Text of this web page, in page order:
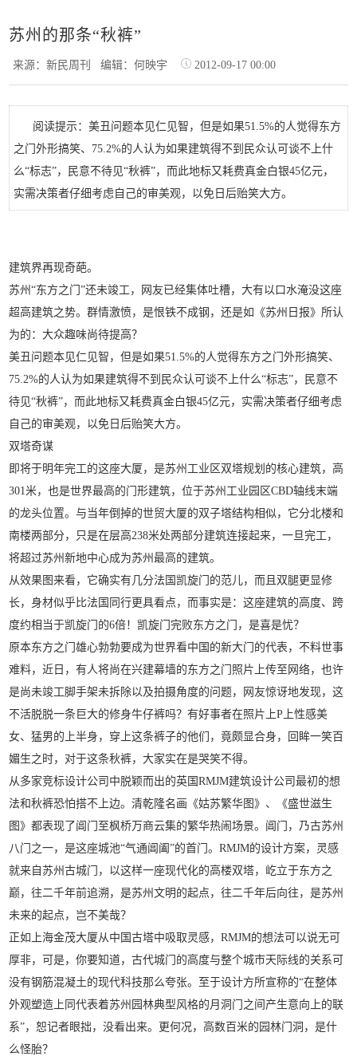
苏州的那条“秋裤”
来源：新民周刊编辑：何映宇 2012-09-17 00:00
阅读提示：美丑问题本见仁见智，但是如果51.5%的人觉得东方
之门外形搞笑、75.2%的人认为如果建筑得不到民众认可谈不上什
么“标志”，民意不待见“秋裤”，而此地标又耗费真金白银45亿元，
实需决策者仔细考虑自己的审美观，以免日后贻笑大方。
建筑界再现奇葩。
苏州“东方之门”还未竣工，网友已经集体吐槽，大有以口水淹没这座
超高建筑之势。群情激愤，是恨铁不成钢，还是如《苏州日报》所认
为的：大众趣味尚待提高？
美丑问题本见仁见智，但是如果51.5%的人觉得东方之门外形搞笑、
75.2%的人认为如果建筑得不到民众认可谈不上什么“标志”，民意不
待见“秋裤”，而此地标又耗费真金白银45亿元，实需决策者仔细考虑
自己的审美观，以免日后贻笑大方。
双塔奇谋
即将于明年完工的这座大厦，是苏州工业区双塔规划的核心建筑，高
301米，也是世界最高的门形建筑，位于苏州工业园区CBD轴线末端
的龙头位置。与当年倒掉的世贸大厦的双子塔结构相似，它分北楼和
南楼两部分，只是在层高238米处两部分建筑连接起来，一旦完工，
将超过苏州新地中心成为苏州最高的建筑。
从效果图来看，它确实有几分法国凯旋门的范儿，而且双腿更显修
长，身材似乎比法国同行更具看点，而事实是：这座建筑的高度、跨
度约相当于凯旋门的6倍！凯旋门完败东方之门，是喜是忧？
原本东方之门雄心勃勃要成为世界看中国的新大门的代表，不料世事
难料，近日，有人将尚在兴建幕墙的东方之门照片上传至网络，也许
是尚未竣工脚手架未拆除以及拍摄角度的问题，网友惊讶地发现，这
不活脱脱一条巨大的修身牛仔裤吗？有好事者在照片上P上性感美
女、猛男的上半身，穿上这条裤子的他们，竟颇显合身，回眸一笑百
媚生之时，对于这条秋裤，大家实在是哭笑不得。
从多家竞标设计公司中脱颖而出的英国RMJM建筑设计公司最初的想
法和秋裤恐怕搭不上边。清乾隆名画《姑苏繁华图》、《盛世滋生
图》都表现了阊门至枫桥万商云集的繁华热闹场景。阊门，乃古苏州
八门之一，是这座城池“气通阊阖”的首门。RMJM的设计方案，灵感
就来自苏州古城门，以这样一座现代化的高楼双塔，屹立于东方之
巅，往二千年前追溯，是苏州文明的起点，往二千年后向往，是苏州
未来的起点，岂不美哉？
正如上海金茂大厦从中国古塔中吸取灵感，RMJM的想法可以说无可
厚非，可是，你要知道，古代城门的高度与整个城市天际线的关系可
没有钢筋混凝土的现代科技那么夸张。至于设计方所宣称的“在整体
外观塑造上同代表着苏州园林典型风格的月洞门之间产生意向上的联
系”，恕记者眼拙，没看出来。更何况，高数百米的园林门洞，是什
么怪胎？